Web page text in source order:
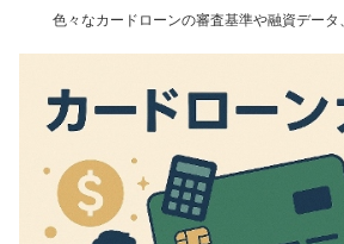
色々なカードローンの審査基準や融資デー